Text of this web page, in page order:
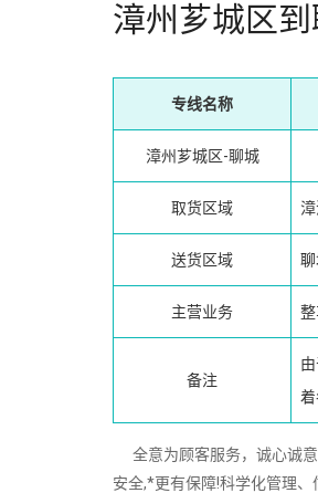
漳州芗城区
专线名称
漳州芗城区-聊城
取货区域
送货区域
主营业务
备注
全意为顾客服务，诚心诚意
安全,*更有保障!科学化管理